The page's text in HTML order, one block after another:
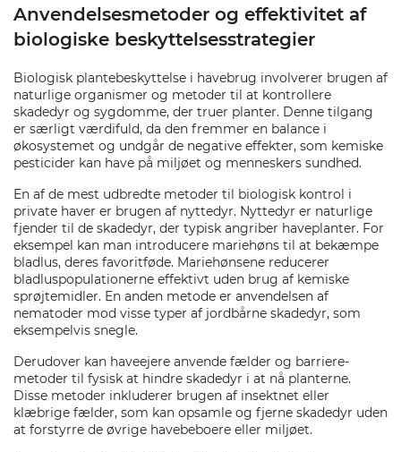
Anvendelsesmetoder og effektivitet af
biologiske beskyttelsesstrategier
Biologisk plantebeskyttelse i havebrug involverer brugen af
naturlige organismer og metoder til at kontrollere
skadedyr og sygdomme, der truer planter. Denne tilgang
er særligt værdifuld, da den fremmer en balance i
økosystemet og undgår de negative effekter, som kemiske
pesticider kan have på miljøet og menneskers sundhed.
En af de mest udbredte metoder til biologisk kontrol i
private haver er brugen af nyttedyr. Nyttedyr er naturlige
fjender til de skadedyr, der typisk angriber haveplanter. For
eksempel kan man introducere mariehøns til at bekæmpe
bladlus, deres favoritføde. Mariehønsene reducerer
bladluspopulationerne effektivt uden brug af kemiske
sprøjtemidler. En anden metode er anvendelsen af
nematoder mod visse typer af jordbårne skadedyr, som
eksempelvis snegle.
Derudover kan haveejere anvende fælder og barriere-
metoder til fysisk at hindre skadedyr i at nå planterne.
Disse metoder inkluderer brugen af insektnet eller
klæbrige fælder, som kan opsamle og fjerne skadedyr uden
at forstyrre de øvrige havebeboere eller miljøet.